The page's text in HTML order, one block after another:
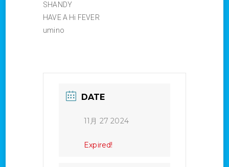
SHANDY
HAVE A Hi FEVER
umino
DATE
11月 27 2024
Expired!